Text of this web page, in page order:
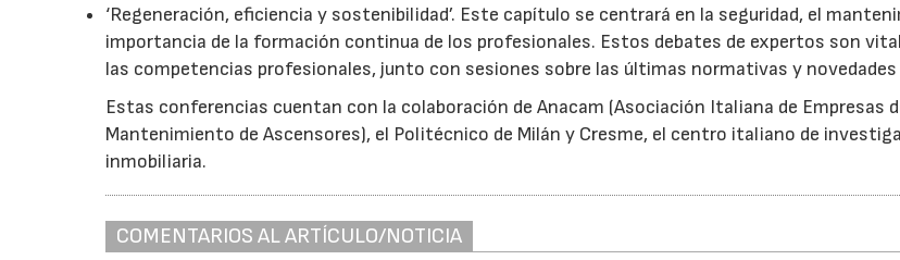
‘Regeneración, eficiencia y sostenibilidad’. Este capítulo se centrará en la seguridad, el
importancia de la formación continua de los profesionales. Estos debates de expertos son
las competencias profesionales, junto con sesiones sobre las últimas normativas y novedades
Estas conferencias cuentan con la colaboración de Anacam (Asociación Italiana de Empresas
Mantenimiento de Ascensores), el Politécnico de Milán y Cresme, el centro italiano de
inmobiliaria.
COMENTARIOS AL ARTÍCULO/NOTICIA